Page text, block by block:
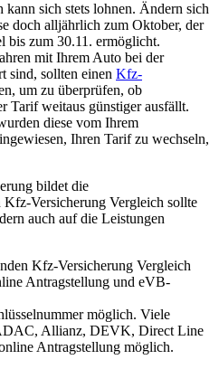
sich stets lohnen. Ändern sich
doch alljährlich zum Oktober, der
bis zum 30.11. ermöglicht.
mit Ihrem Auto bei der
sind, sollten einen Kfz-
um zu überprüfen, ob
Tarif weitaus günstiger ausfällt.
diese vom Ihrem
Ihren Tarif zu wechseln,
bildet die
Kfz-Versicherung Vergleich sollte
auch auf die Leistungen
Kfz-Versicherung Vergleich
Antragstellung und eVB-
möglich. Viele
Allianz, DEVK, Direct Line
Antragstellung möglich.